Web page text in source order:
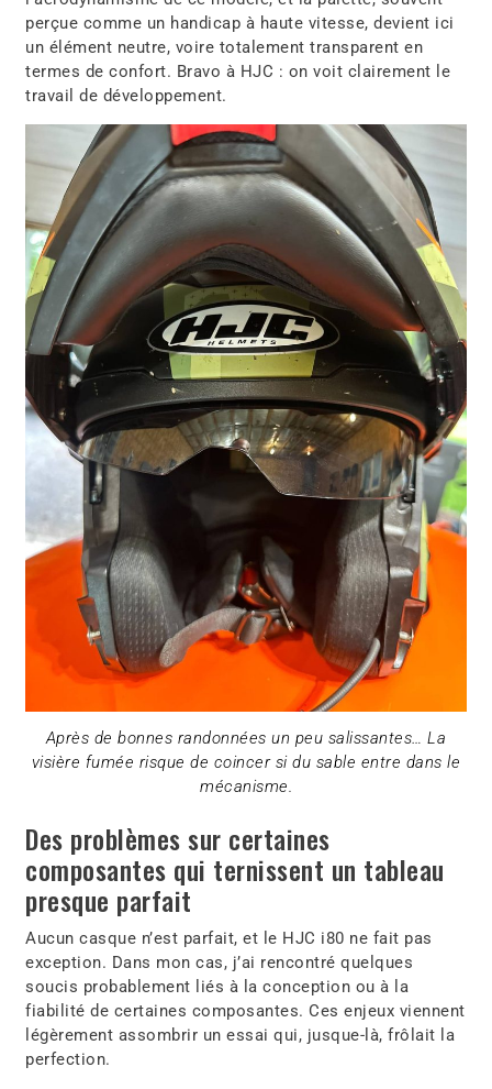
perçue comme un handicap à haute vitesse, devient ici
un élément neutre, voire totalement transparent en
termes de confort. Bravo à HJC : on voit clairement le
travail de développement.
Après de bonnes randonnées un peu salissantes… La
visière fumée risque de coincer si du sable entre dans le
mécanisme.
Des problèmes sur certaines
composantes qui ternissent un tableau
presque parfait
Aucun casque n’est parfait, et le HJC i80 ne fait pas
exception. Dans mon cas, j’ai rencontré quelques
soucis probablement liés à la conception ou à la
fiabilité de certaines composantes. Ces enjeux viennent
légèrement assombrir un essai qui, jusque-là, frôlait la
perfection.